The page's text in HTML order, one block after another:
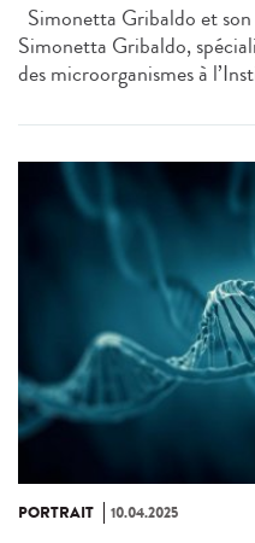
Simonetta Gribaldo et
Simonetta Gribaldo,
des microorganismes à
PORTRAIT 10.04.2025